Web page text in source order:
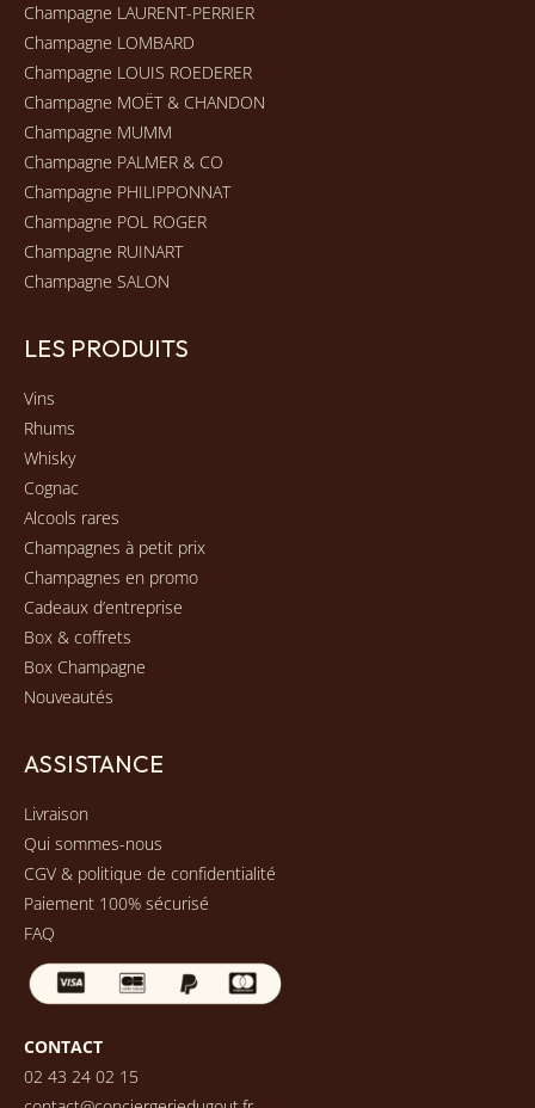
Champagne LAURENT-PERRIER
Champagne LOMBARD
Champagne LOUIS ROEDERER
Champagne MOËT & CHANDON
Champagne MUMM
Champagne PALMER & CO
Champagne PHILIPPONNAT
Champagne POL ROGER
Champagne RUINART
Champagne SALON
LES PRODUITS
Vins
Rhums
Whisky
Cognac
Alcools rares
Champagnes à petit prix
Champagnes en promo
Cadeaux d’entreprise
Box & coffrets
Box Champagne
Nouveautés
ASSISTANCE
Livraison
Qui sommes-nous
CGV & politique de confidentialité
Paiement 100% sécurisé
FAQ
CONTACT
02 43 24 02 15